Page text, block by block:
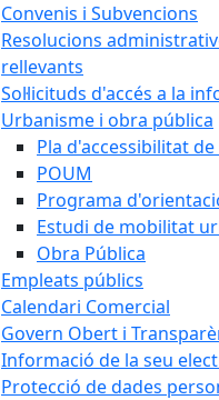
Convenis i Subvencions
Resolucions
rellevants
Sol·licituds d'accés a la
Urbanisme i obra pública
Pla d'accessibilitat
POUM
Programa
Estudi de mobilitat
Obra Pública
Empleats públics
Calendari Comercial
Govern Obert i
Informació de la seu
Protecció de dades